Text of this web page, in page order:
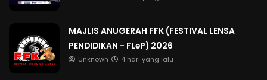
MAJLIS ANUGERAH FFK (FESTIVAL LENSA
PENDIDIKAN - FLeP) 2026
Unknown 4 hari yang lalu